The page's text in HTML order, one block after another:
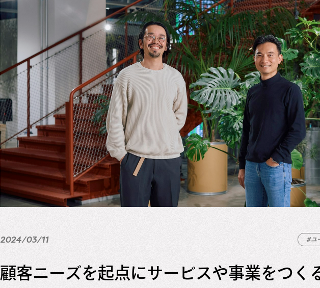
2024/03/11 #ユ
顧客ニーズを起点にサービスや事業をつ